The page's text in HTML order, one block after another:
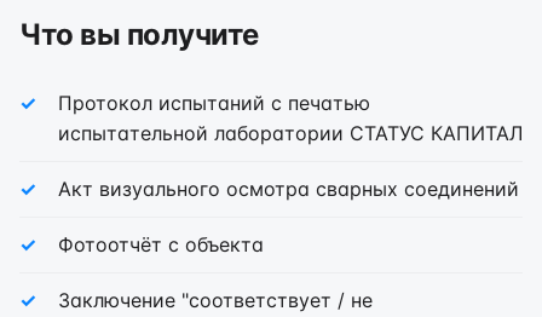
Что вы получите
Протокол испытаний с печатью
испытательной лаборатории СТАТУС КАПИТАЛ
Акт визуального осмотра сварных соединений
Фотоотчёт с объекта
Заключение "соответствует / не